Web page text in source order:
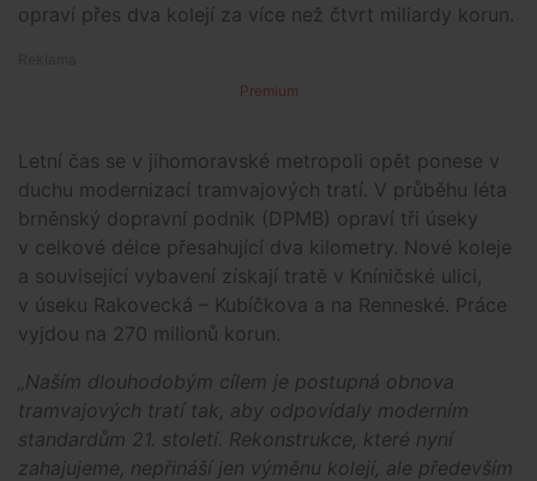
opraví přes dva kolejí za více než čtvrt miliardy korun.
Premium
Letní čas se v jihomoravské metropoli opět ponese v
duchu modernizací tramvajových tratí. V průběhu léta
brněnský dopravní podnik (DPMB) opraví tři úseky
v celkové délce přesahující dva kilometry. Nové koleje
a související vybavení získají tratě v Kníničské ulici,
v úseku Rakovecká – Kubíčkova a na Renneské. Práce
vyjdou na 270 milionů korun.
„Naším dlouhodobým cílem je postupná obnova
tramvajových tratí tak, aby odpovídaly moderním
standardům 21. století. Rekonstrukce, které nyní
zahajujeme, nepřináší jen výměnu kolejí, ale především